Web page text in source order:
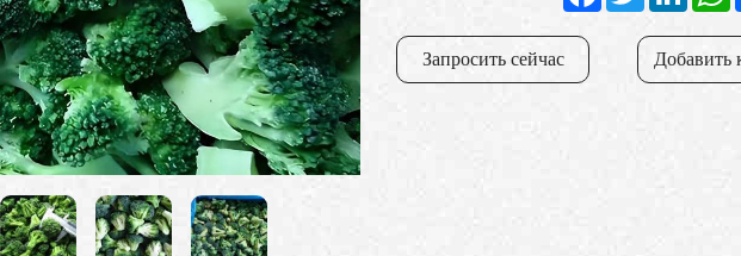
Запросить сейчас Добавить